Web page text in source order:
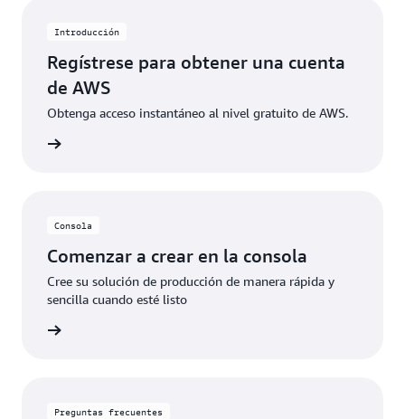
límites de uso gratuito o acceden a características no
automáticamente para cubrir los costos adicionales.
Introducción
Regístrese para obtener una cuenta
de AWS
Obtenga acceso instantáneo al nivel gratuito de AWS.
Consola
Comenzar a crear en la consola
Cree su solución de producción de manera rápida y
sencilla cuando esté listo
Preguntas frecuentes